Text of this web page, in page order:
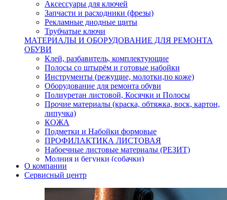
Аксессуары для ключей
Запчасти и расходники (фрезы)
Рекламные диодные щиты
Трубчатые ключи
МАТЕРИАЛЫ И ОБОРУДОВАНИЕ ДЛЯ РЕМОНТА
ОБУВИ
Клей, разбавитель, комплектующие
Полосы со штырём и готовые набойки
Инструменты (режущие, молотки,по коже)
Оборудование для ремонта обуви
Полиуретан листовой, Косячки и Полосы
Прочие материалы (краска, обтяжка, воск, картон,
липучка)
КОЖА
Подметки и Набойки формовые
ПРОФИЛАКТИКА ЛИСТОВАЯ
Набоечные листовые материалы (РЕЗИТ)
Молния и бегунки (собачки)
Нитки,иглы-шило,крючки.
Уход и косметика для обуви
Кнопки (магнитые,кобурные)
Пряжки для ремня
О компании
Сервисный центр